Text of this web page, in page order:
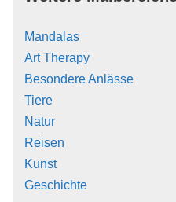
Mandalas
Art Therapy
Besondere Anlässe
Tiere
Natur
Reisen
Kunst
Geschichte